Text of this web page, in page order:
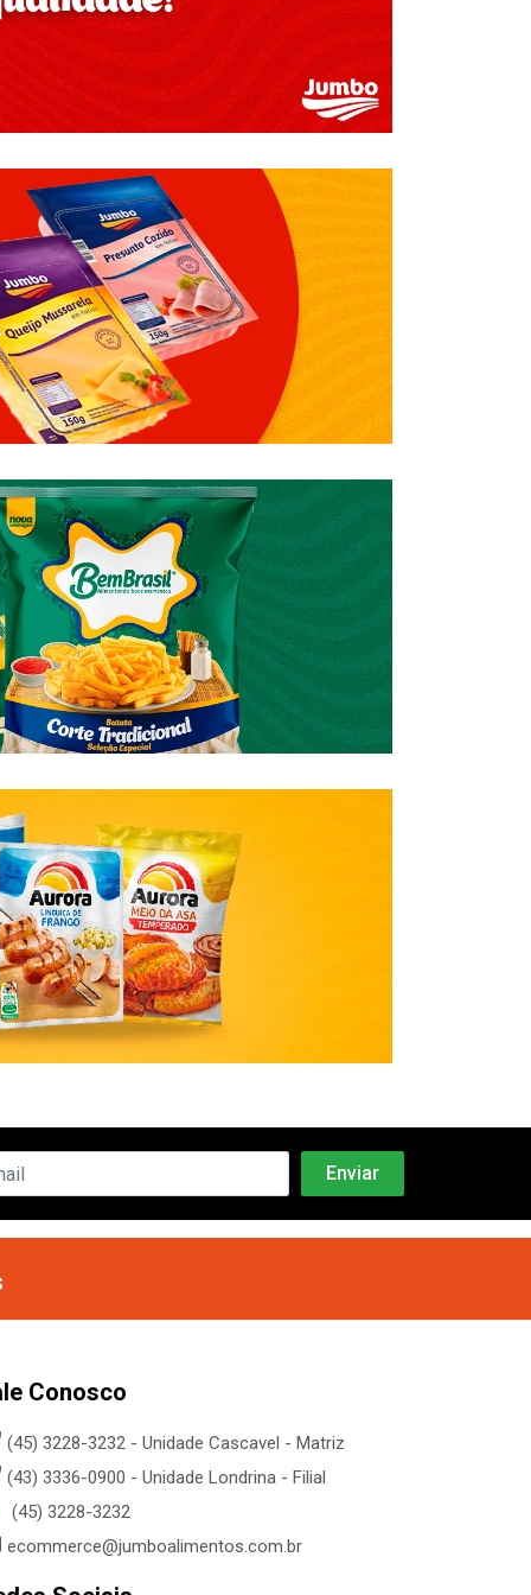
Conosco
(45) 3228-3232 - Unidade Cascavel - Matriz
(43) 3336-0900 - Unidade Londrina - Filial
(45) 3228-3232
ecommerce@jumboalimentos.com.br